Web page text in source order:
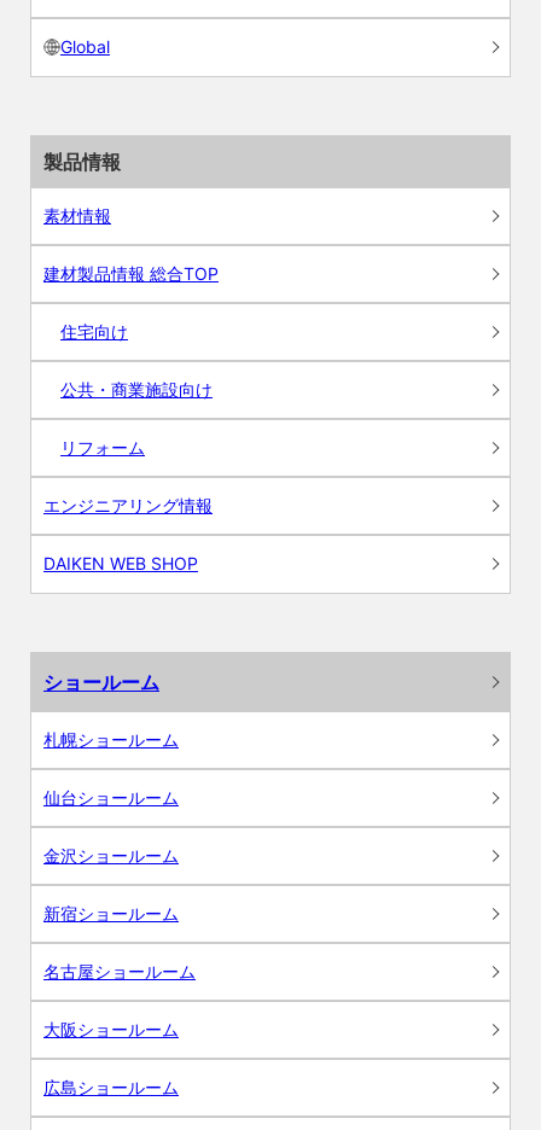
Global
製品情報
素材情報
建材製品情報 総合TOP
住宅向け
公共・商業施設向け
リフォーム
エンジニアリング情報
DAIKEN WEB SHOP
ショールーム
札幌ショールーム
仙台ショールーム
金沢ショールーム
新宿ショールーム
名古屋ショールーム
大阪ショールーム
広島ショールーム